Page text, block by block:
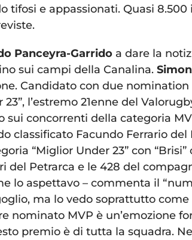
tifosi e appassionati. Quasi
Panceyra-Garrido a dare la
sui campi della Canalina.
Candidato con due nomination
l’estremo 21enne del
concorrenti della categoria
classificato Facundo Ferrario
“Miglior Under 23” con
del Petrarca e le 428 del
lo aspettavo – commenta il
ma lo vedo soprattutto
nominato MVP è un’emozione
premio è di tutta la squadra.